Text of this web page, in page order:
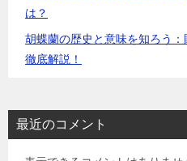
は？
胡蝶蘭の歴史と意味を知ろう
徹底解説！
最近のコメント